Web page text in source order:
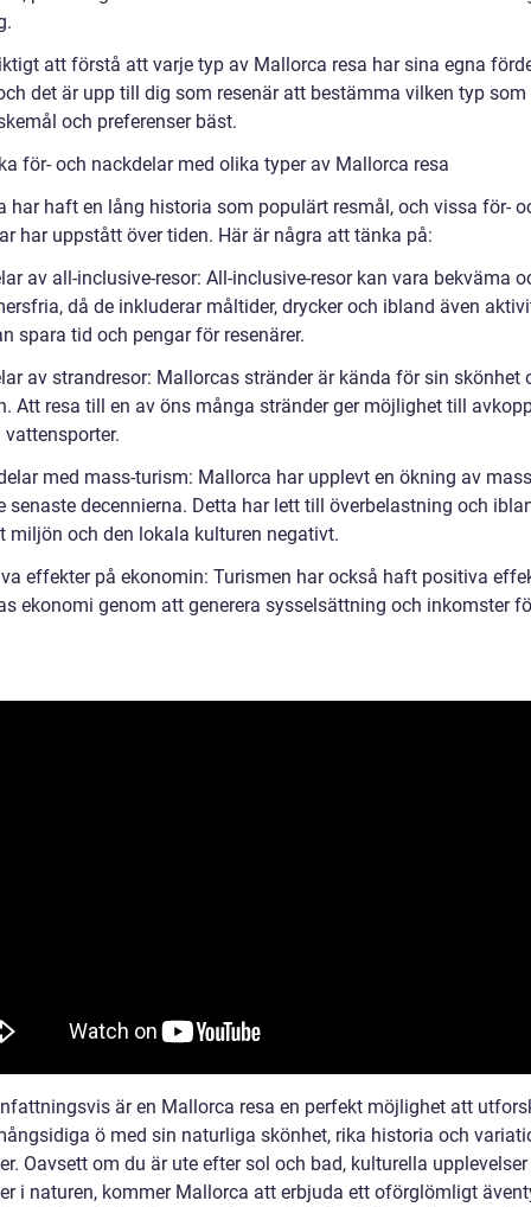
att förstå att varje typ av Mallorca resa har sina egna
det är upp till dig som resenär att bestämma vilken typ som
och preferenser bäst.
för- och nackdelar med olika typer av Mallorca resa
har haft en lång historia som populärt resmål, och vissa för-
har uppstått över tiden. Här är några att tänka på:
av all-inclusive-resor: All-inclusive-resor kan vara bekväma
då de inkluderar måltider, drycker och ibland även
spara tid och pengar för resenärer.
av strandresor: Mallorcas stränder är kända för sin skönhet
Att resa till en av öns många stränder ger möjlighet till
med mass-turism: Mallorca har upplevt en ökning av
senaste decennierna. Detta har lett till överbelastning och
miljön och den lokala kulturen negativt.
effekter på ekonomin: Turismen har också haft positiva
ekonomi genom att generera sysselsättning och inkomster
är en Mallorca resa en perfekt möjlighet att
ö med sin naturliga skönhet, rika historia och
Oavsett om du är ute efter sol och bad, kulturella upplevelser
i naturen, kommer Mallorca att erbjuda ett oförglömligt